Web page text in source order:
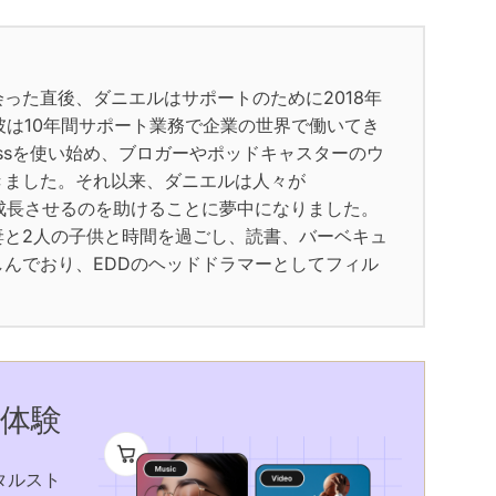
た直後、ダニエルはサポートのために2018年
10年間サポート業務で企業の世界で働いてき
使い始め、ブロガーやポッドキャスターのウ
した。それ以来、ダニエルは人々が
させるのを助けることに夢中になりました。
2人の子供と時間を過ごし、読書、バーベキュ
でおり、EDDのヘッドドラマーとしてフィル
験
スト